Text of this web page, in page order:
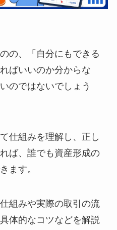
の、「自分にもできる
ばいいのか分からな
のではないでしょう
仕組みを理解し、正し
ば、誰でも資産形成の
ます。
組みや実際の取引の流
体的なコツなどを解説